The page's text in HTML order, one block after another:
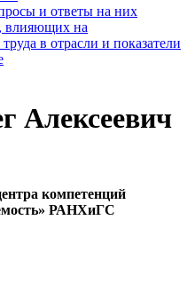
и ответы на них
влияющих на
в отрасли и показатели
Алексеевич
компетенций
РАНХиГС